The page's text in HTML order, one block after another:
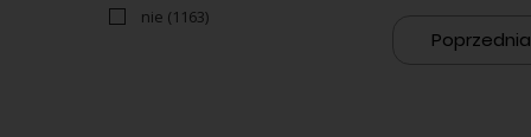
nie (1163)
Poprzednia